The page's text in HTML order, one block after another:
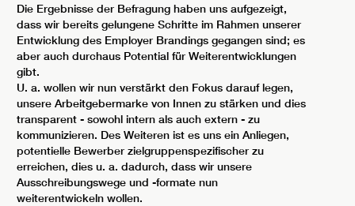
Die Ergebnisse der Befragung haben uns aufgezeigt,
dass wir bereits gelungene Schritte im Rahmen unserer
Entwicklung des Employer Brandings gegangen sind; es
aber auch durchaus Potential für Weiterentwicklungen
gibt.
U. a. wollen wir nun verstärkt den Fokus darauf legen,
unsere Arbeitgebermarke von Innen zu stärken und dies
transparent - sowohl intern als auch extern - zu
kommunizieren. Des Weiteren ist es uns ein Anliegen,
potentielle Bewerber zielgruppenspezifischer zu
erreichen, dies u. a. dadurch, dass wir unsere
Ausschreibungswege und -formate nun
weiterentwickeln wollen.